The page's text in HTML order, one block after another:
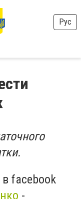
Рус
facebook
-